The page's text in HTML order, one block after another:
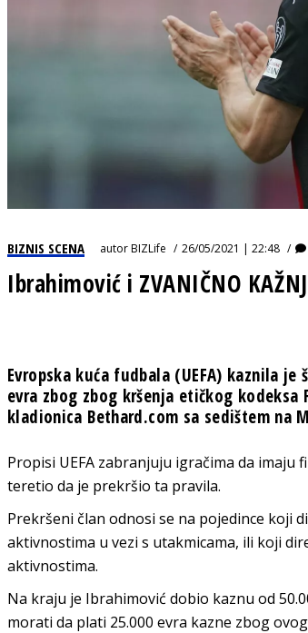
BIZNIS SCENA autorBIZLife 26/05/2021 | 22:48
Ibrahimović i ZVANIČNO
Evropska kuća fudbala (UEFA) kaznila
evra zbog zbog kršenja etičkog kodeksa
kladionica Bethard.com sa sedištem na
Propisi UEFA zabranjuju igračima da imaju
teretio da je prekršio ta pravila.
Prekršeni član odnosi se na pojedince koji
aktivnostima u vezi s utakmicama, ili koji
aktivnostima.
Na kraju je Ibrahimović dobio kaznu od
morati da plati 25.000 evra kazne zbog